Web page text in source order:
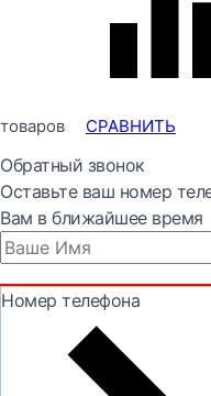
товаров
СРАВНИТЬ
Обратный звонок
Оставьте ваш номер
Вам в ближайшее время
Номер телефона